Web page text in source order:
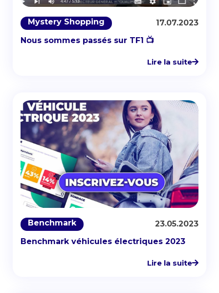
Mystery Shopping
17.07.2023
Nous sommes passés sur TF1 📺
Lire la suite
Benchmark
23.05.2023
Benchmark véhicules électriques 2023
Lire la suite